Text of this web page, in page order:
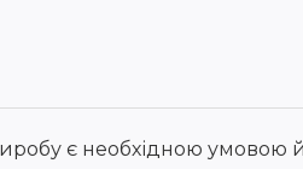
є необхідною умовою